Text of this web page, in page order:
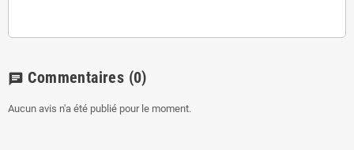
chat Commentaires (0)
Aucun avis n'a été publié pour le moment.